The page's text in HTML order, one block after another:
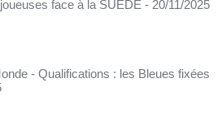
face à la SUÈDE - 20/11/2025
- Qualifications : les Bleues fixées